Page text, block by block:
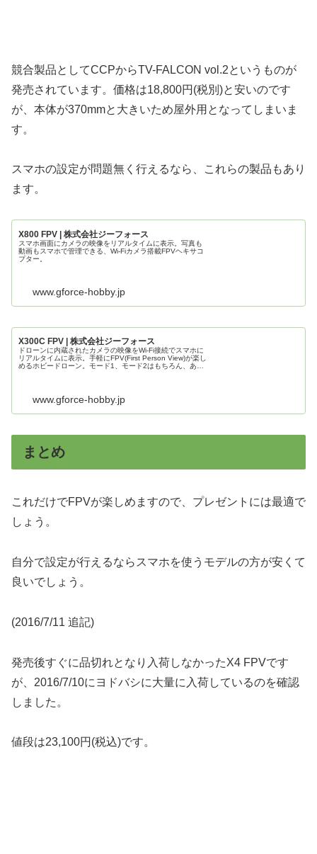
競合製品としてCCPからTV-FALCON vol.2というものが
発売されています。価格は18,800円(税別)と安いのです
が、本体が370mmと大きいため屋外用となってしまいま
す。
スマホの設定が問題無く行えるなら、これらの製品もあり
ます。
X800 FPV | 株式会社ジーフォース
スマホ画面にカメラの映像をリアルタイムに表示。写真も
動画もスマホで管理できる、Wi-Fiカメラ搭載FPVヘキサコ
プター。
www.gforce-hobby.jp
X300C FPV | 株式会社ジーフォース
ドローンに内蔵されたカメラの映像をWi-Fi接続でスマホに
リアルタイムに表示。手軽にFPV(First Person View)が楽し
めるホビードローン。モード1、モード2はもちろん、あら
www.gforce-hobby.jp
まとめ
これだけでFPVが楽しめますので、プレゼントには最適で
しょう。
自分で設定が行えるならスマホを使うモデルの方が安くて
良いでしょう。
(2016/7/11 追記)
発売後すぐに品切れとなり入荷しなかったX4 FPVです
が、2016/7/10にヨドバシに大量に入荷しているのを確認
しました。
値段は23,100円(税込)です。